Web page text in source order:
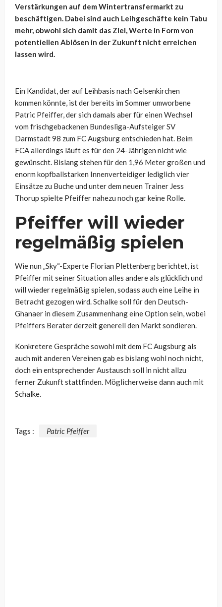
Verstärkungen auf dem Wintertransfermarkt zu
beschäftigen. Dabei sind auch Leihgeschäfte kein Tabu
mehr, obwohl sich damit das Ziel, Werte in Form von
potentiellen Ablösen in der Zukunft nicht erreichen
lassen wird.
Ein Kandidat, der auf Leihbasis nach Gelsenkirchen
kommen könnte, ist der bereits im Sommer umworbene
Patric Pfeiffer, der sich damals aber für einen Wechsel
vom frischgebackenen Bundesliga-Aufsteiger SV
Darmstadt 98 zum FC Augsburg entschieden hat. Beim
FCA allerdings läuft es für den 24-Jährigen nicht wie
gewünscht. Bislang stehen für den 1,96 Meter großen und
enorm kopfballstarken Innenverteidiger lediglich vier
Einsätze zu Buche und unter dem neuen Trainer Jess
Thorup spielte Pfeiffer nahezu noch gar keine Rolle.
Pfeiffer will wieder
regelmäßig spielen
Wie nun „Sky“-Experte Florian Plettenberg berichtet, ist
Pfeiffer mit seiner Situation alles andere als glücklich und
will wieder regelmäßig spielen, sodass auch eine Leihe in
Betracht gezogen wird. Schalke soll für den Deutsch-
Ghanaer in diesem Zusammenhang eine Option sein, wobei
Pfeiffers Berater derzeit generell den Markt sondieren.
Konkretere Gespräche sowohl mit dem FC Augsburg als
auch mit anderen Vereinen gab es bislang wohl noch nicht,
doch ein entsprechender Austausch soll in nicht allzu
ferner Zukunft stattfinden. Möglicherweise dann auch mit
Schalke.
Tags : Patric Pfeiffer